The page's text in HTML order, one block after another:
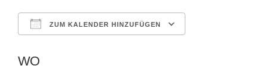
ZUM KALENDER HINZUFÜGEN
WO